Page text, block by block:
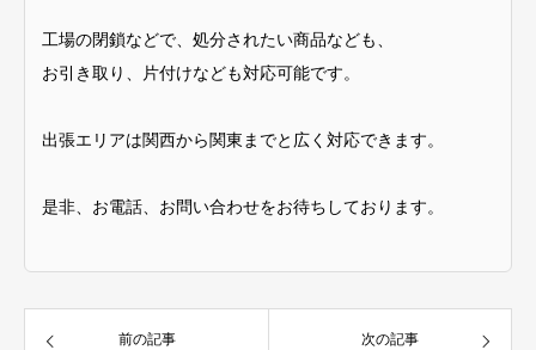
工場の閉鎖などで、処分されたい商品なども、
お引き取り、片付けなども対応可能です。
出張エリアは関西から関東までと広く対応できます。
是非、お電話、お問い合わせをお待ちしております。
前の記事 次の記事